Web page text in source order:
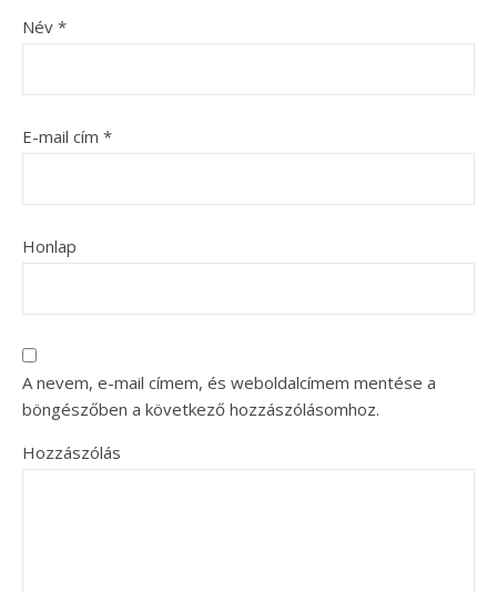
Név *
E-mail cím *
Honlap
A nevem, e-mail címem, és weboldalcímem mentése a
böngészőben a következő hozzászólásomhoz.
Hozzászólás